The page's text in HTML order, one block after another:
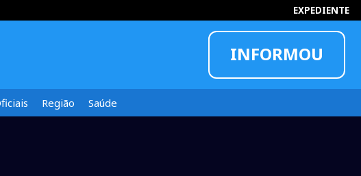
EXPEDIENTE
INFORMOU
Região Saúde